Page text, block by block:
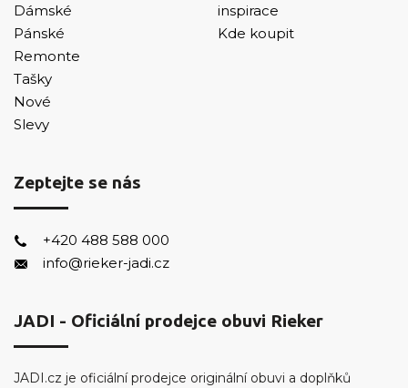
Dámské
Pánské
Remonte
Tašky
Nové
Slevy
inspirace
Kde koupit
Zeptejte se nás
+420 488 588 000
info@rieker-jadi.cz
JADI - Oficiální prodejce obuvi Rieker
JADI.cz je oficiální prodejce originální obuvi a doplňků